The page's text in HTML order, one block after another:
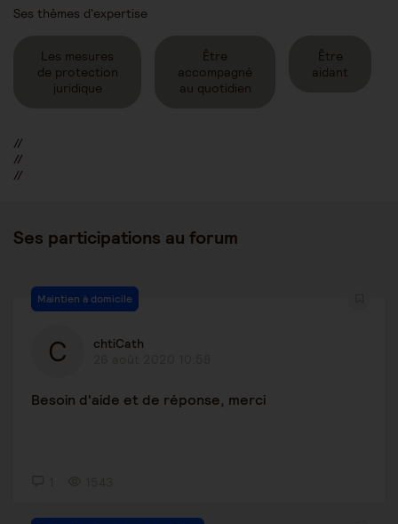
Ses thèmes d'expertise
Les mesures
de protection
juridique
Être
accompagné
au quotidien
Être
aidant
//
//
//
Ses participations au forum
Maintien à domicile
chtiCath
Besoin d'aide et de réponse, merci